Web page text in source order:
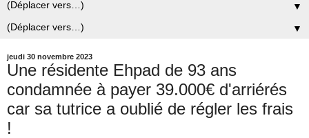
▼
▼
jeudi 30 novembre 2023
Une résidente Ehpad de 93 ans
condamnée à payer 39.000€ d'arriérés
car sa tutrice a oublié de régler les frais
!